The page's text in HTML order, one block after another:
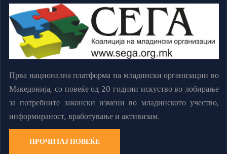
Прва национална платформа на младински организации во
Македонија, со повеќе од 20 години искуство во лобирање
за потребните законски измени во младинското учество,
информираност, вработување и активизам.
ПРОЧИТАЈ ПОВЕЌЕ